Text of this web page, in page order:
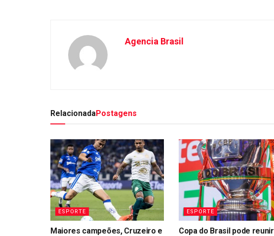
Agencia Brasil
RelacionadaPostagens
ESPORTE
Maiores campeões, Cruzeiro e
ESPORTE
Copa do Brasil pode reunir